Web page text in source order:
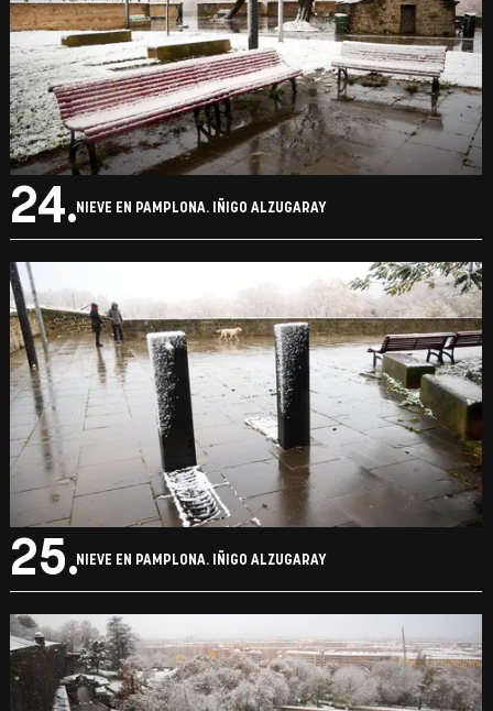
24.NIEVE EN PAMPLONA. IÑIGO ALZUGARAY
25.NIEVE EN PAMPLONA. IÑIGO ALZUGARAY